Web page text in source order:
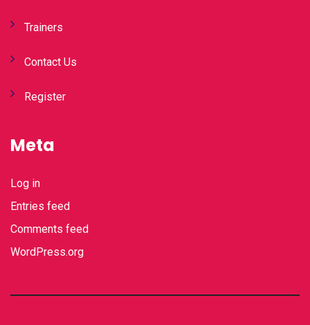
Trainers
Contact Us
Register
Meta
Log in
Entries feed
Comments feed
WordPress.org